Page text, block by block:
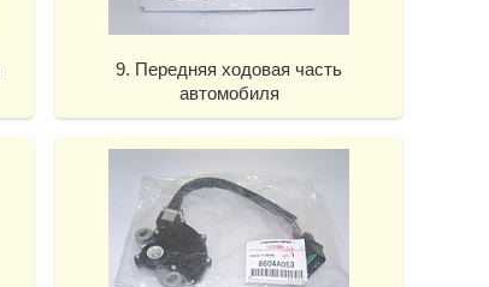
9. Передняя ходовая часть
автомобиля